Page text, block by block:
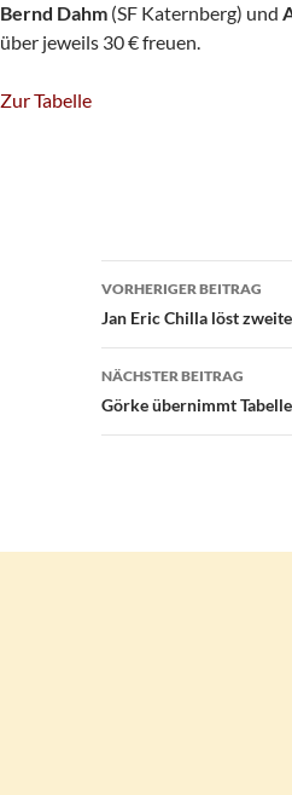
Bernd Dahm (SF Katernberg) und
über jeweils 30 € freuen.
Zur Tabelle
VORHERIGER BEITRAG
Jan Eric Chilla löst
NÄCHSTER BEITRAG
Görke übernimmt